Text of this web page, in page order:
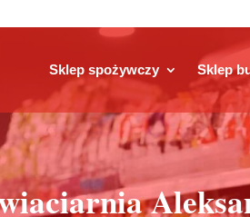
Sklep spożywczy Sklep